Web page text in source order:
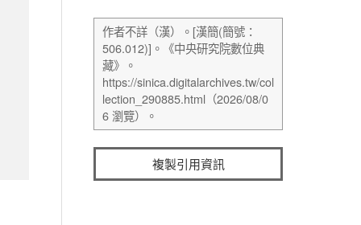
複製引用資訊